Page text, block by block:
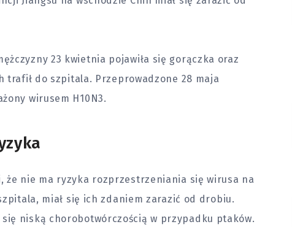
23 kwietnia pojawiła się gorączka oraz
trafił do szpitala. Przeprowadzone 28 maja
wirusem H10N3.
że nie ma ryzyka rozprzestrzeniania się wirusa na
miał się ich zdaniem zarazić od drobiu.
niską chorobotwórczością w przypadku ptaków.